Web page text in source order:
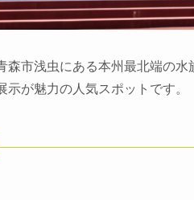
森市浅虫にある本州最北端の
示が魅力の人気スポットです。